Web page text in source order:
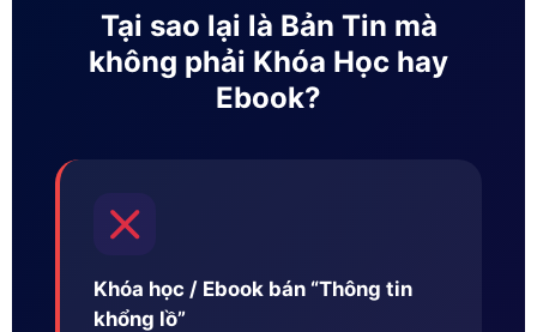
Tại sao lại là Bản Tin mà
không phải Khóa Học hay
Ebook?
Khóa học / Ebook bán “Thông tin
khổng lồ”